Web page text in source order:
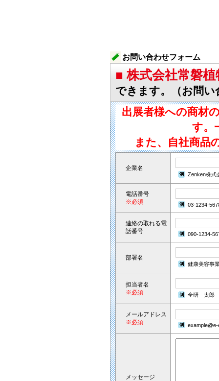
お問い合わせフォーム
■ 株式会社常磐
できます。（お問い
出展者様への商材
す。
また、自社商品
企業名
Zenken株式
電話番号
※必須
03-1234-
連絡の取れる電
話番号
090-1234-
部署名
健康美容事
担当者名
※必須
全研 太郎
メールアドレス
※必須
メッセージ